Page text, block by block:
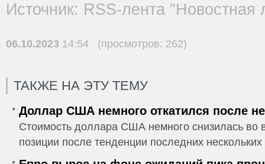
Источник: RSS-лента "Новостная
06.10.2023 14:54 (просмотров: 262)
ТАКЖЕ НА ЭТУ ТЕМУ
Доллар США немного откатился после
Стоимость доллара США немного снизилась во
позиции после тенденции последних